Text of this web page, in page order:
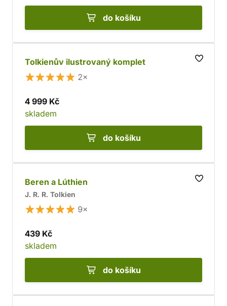
do košíku
Tolkienův ilustrovaný komplet
2×
4 999 Kč
skladem
do košíku
Beren a Lúthien
J. R. R. Tolkien
9×
439 Kč
skladem
do košíku